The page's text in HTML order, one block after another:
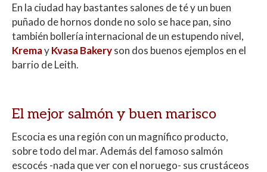
En la ciudad hay bastantes salones de té y un buen
puñado de hornos donde no solo se hace pan, sino
también bollería internacional de un estupendo nivel,
KremayKvasa Bakeryson dos buenos ejemplos en el
barrio de Leith.
El mejor salmón y buen marisco
Escocia es una región con un magnífico producto,
sobre todo del mar. Además del famoso salmón
escocés -nada que ver con el noruego- sus crustáceos